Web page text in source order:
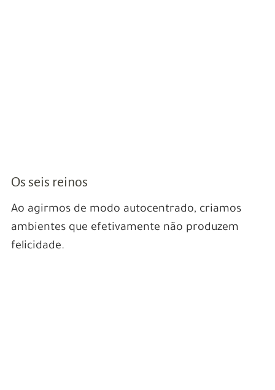
Os seis reinos
Ao agirmos de modo autocentrado, criamos
ambientes que efetivamente não produzem
felicidade.